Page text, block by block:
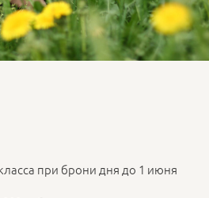
при брони дня до 1 июня